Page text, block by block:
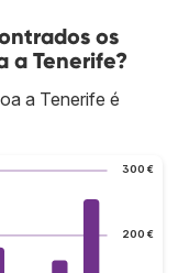
os
a Tenerife?
a Tenerife é
200 €
300 €